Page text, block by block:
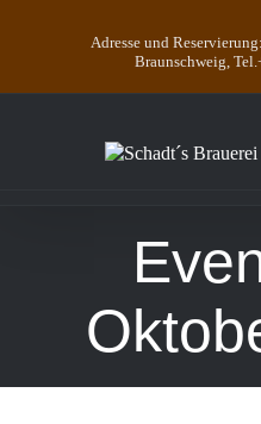
Adresse und
Braunschweig,